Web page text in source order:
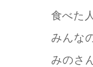
食べた
みんな
みのさ